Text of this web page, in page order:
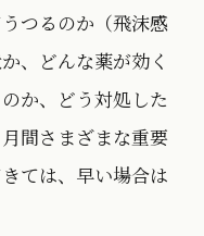
つるのか（飛沫感
、どんな薬が効く
か、どう対処した
間さまざまな重要
ては、早い場合は